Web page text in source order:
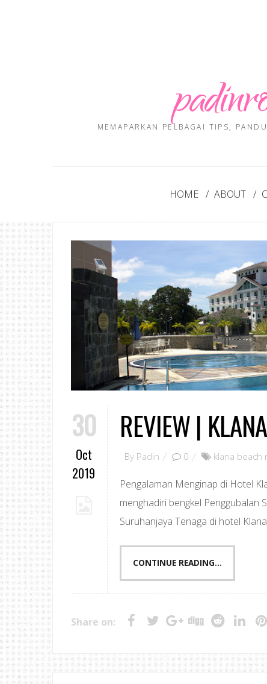
MEMAPARKAN PELBAGAI TIPS,
HOME ABOUT
30
Oct
2019
REVIEW |
By Padin 0 klana beach
Pengalaman Menginap di Hotel
menghadiri bengkel Penggubalan
Suruhanjaya Tenaga di hotel
CONTINUE READING...
Share on: